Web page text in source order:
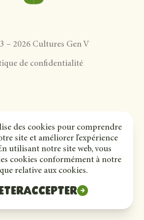
des cookies pour comprendre
site et améliorer l’expérience
utilisant notre site web, vous
cookies conformément à notre
relative aux cookies.
Accepter
– 2026 Cultures Gen V
de confidentialité